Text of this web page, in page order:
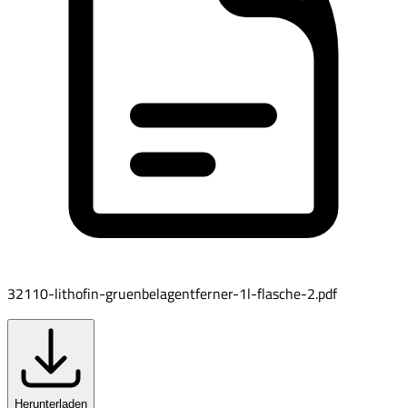
32110-lithofin-gruenbelagentferner-1l-flasche-2.pdf
Herunterladen